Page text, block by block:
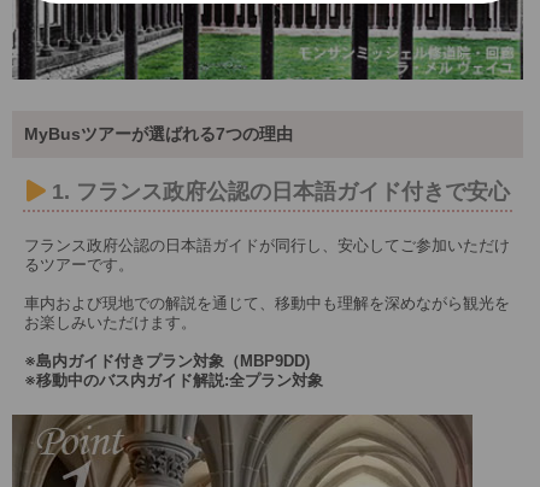
MyBusツアーが選ばれる7つの理由
1. フランス政府公認の日本語ガイド付きで安心
フランス政府公認の日本語ガイドが同行し、安心してご参加いただけ
るツアーです。
車内および現地での解説を通じて、移動中も理解を深めながら観光を
お楽しみいただけます。
※島内ガイド付きプラン対象（MBP9DD)
※移動中のバス内ガイド解説:全プラン対象